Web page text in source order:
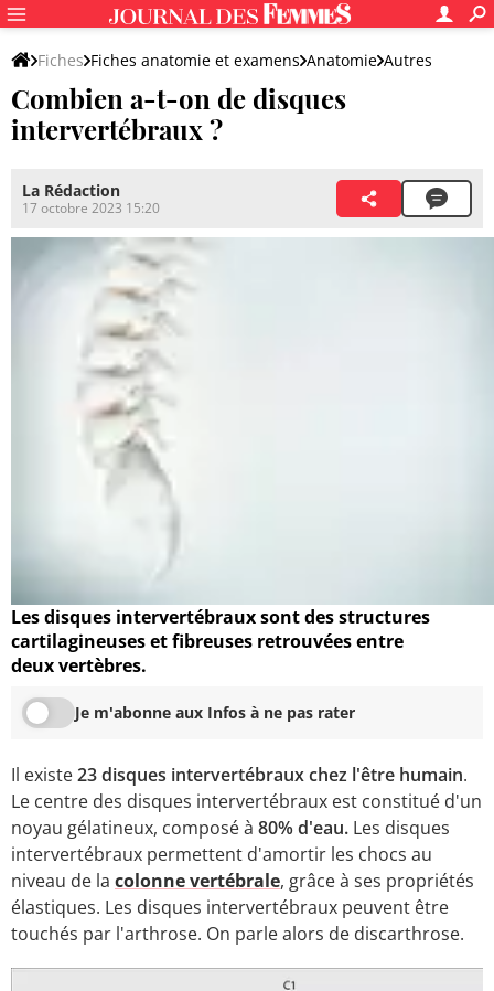
Fiches Fiches anatomie et examens Anatomie Autres
Combien a-t-on de disques
intervertébraux ?
La Rédaction
17 octobre 2023 15:20
Les disques intervertébraux sont des structures
cartilagineuses et fibreuses retrouvées entre
deux vertèbres.
Je m'abonne aux Infos à ne pas rater
Il existe23 disques intervertébraux chez l'être humain.
Le centre des disques intervertébraux est constitué d'un
noyau gélatineux, composé à 80% d'eau. Les disques
intervertébraux permettent d'amortir les chocs au
niveau de la colonne vertébrale, grâce à ses propriétés
élastiques. Les disques intervertébraux peuvent être
touchés par l'arthrose. On parle alors de discarthrose.